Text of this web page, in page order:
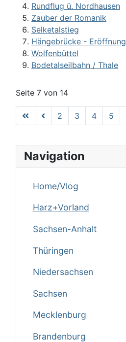
Navigation
Home/Vlog
Harz+Vorland
Sachsen-Anhalt
Thüringen
Niedersachsen
Sachsen
Mecklenburg
Brandenburg
Rundflug ü. Nordhausen
Zauber der Romanik
Selketalstieg
Hängebrücke - Eröffnung
Wolfenbüttel
Bodetalseilbahn / Thale
Seite 7 von 14
2 3 4 5